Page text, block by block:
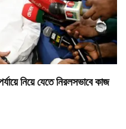
নিয়ে যেতে নিরলসভাবে কাজ